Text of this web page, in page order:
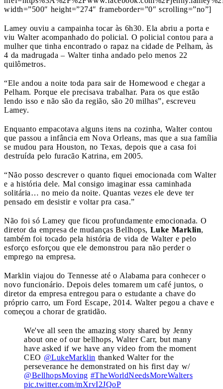
width=”500″ height=”274″ frameborder=”0″ scrolling=”no”]
Lamey ouviu a campainha tocar às 6h30. Ela abriu a porta e
viu Walter acompanhado do policial. O policial contou para a
mulher que tinha encontrado o rapaz na cidade de Pelham, às
4 da madrugada – Walter tinha andado pelo menos 22
quilômetros.
“Ele andou a noite toda para sair de Homewood e chegar a
Pelham. Porque ele precisava trabalhar. Para os que estão
lendo isso e não são da região, são 20 milhas”, escreveu
Lamey.
Enquanto empacotava alguns itens na cozinha, Walter contou
que passou a infância em Nova Orleans, mas que a sua família
se mudou para Houston, no Texas, depois que a casa foi
destruída pelo furacão Katrina, em 2005.
“Não posso descrever o quanto fiquei emocionada com Walter
e a história dele. Mal consigo imaginar essa caminhada
solitária… no meio da noite. Quantas vezes ele deve ter
pensado em desistir e voltar pra casa.”
Não foi só Lamey que ficou profundamente emocionada. O
diretor da empresa de mudanças Bellhops, Luke Marklin,
também foi tocado pela história de vida de Walter e pelo
esforço esforçou que ele demonstrou para não perder o
emprego na empresa.
Marklin viajou do Tennesse até o Alabama para conhecer o
novo funcionário. Depois deles tomarem um café juntos, o
diretor da empresa entregou para o estudante a chave do
próprio carro, um Ford Escape, 2014. Walter pegou a chave e
começou a chorar de gratidão.
We've all seen the amazing story shared by Jenny
about one of our bellhops, Walter Carr, but many
have asked if we have any video from the moment
CEO @LukeMarklin thanked Walter for the
perseverance he demonstrated on his first day w/
@BellhopsMoving #TheWorldNeedsMoreWalters
pic.twitter.com/mXrvI2JQoP